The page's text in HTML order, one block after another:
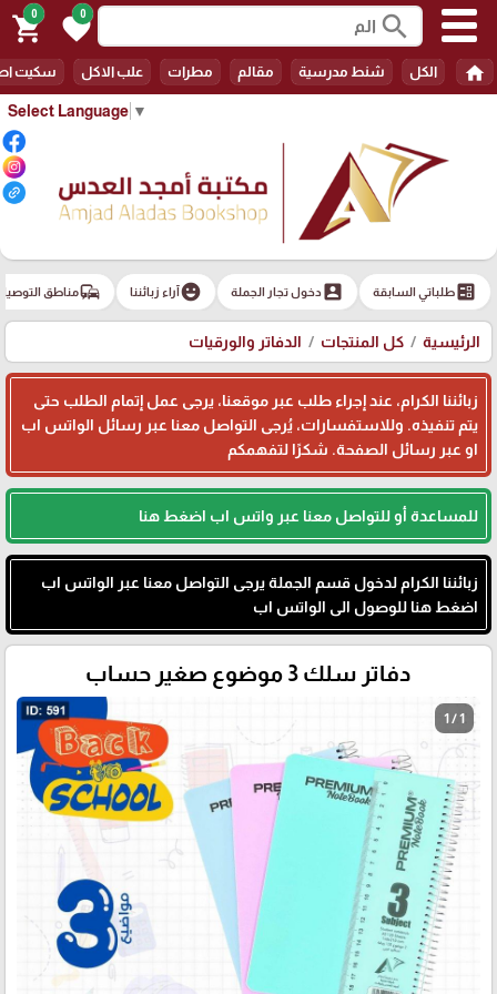
Select Language ▼
search
0
favorite
0
shopping_cart
home الكل شنط مدرسية مقالم مطرات علب الاكل سكيت
ballotطلباتي السابقة account_boxدخول تجار الجملة emoji_emotionsآراء زبائننا commuteمناطق
الرئيسية كل المنتجات الدفاتر والورقيات
زبائننا الكرام، عند إجراء طلب عبر موقعنا، يرجى عمل إتمام الطلب حتى
يتم تنفيذه. وللاستفسارات، يُرجى التواصل معنا عبر رسائل الواتس اب
او عبر رسائل الصفحة. شكرًا لتفهمكم
للمساعدة أو للتواصل معنا عبر واتس اب اضغط هنا
زبائننا الكرام لدخول قسم الجملة يرجى التواصل معنا عبر الواتس اب
اضغط هنا للوصول الى الواتس اب
دفاتر سلك 3 موضوع صغير حساب
1 / 1